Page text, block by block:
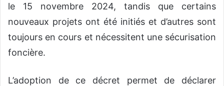
le 15 novembre 2024, tandis que certains
nouveaux projets ont été initiés et d’autres sont
toujours en cours et nécessitent une sécurisation
foncière.
L’adoption de ce décret permet de déclarer